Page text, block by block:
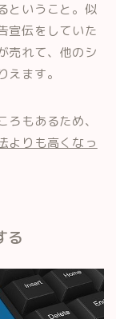
ということ。似
宣伝をしていた
売れて、他のシ
ます。
もあるため、
よりも高くなっ
る